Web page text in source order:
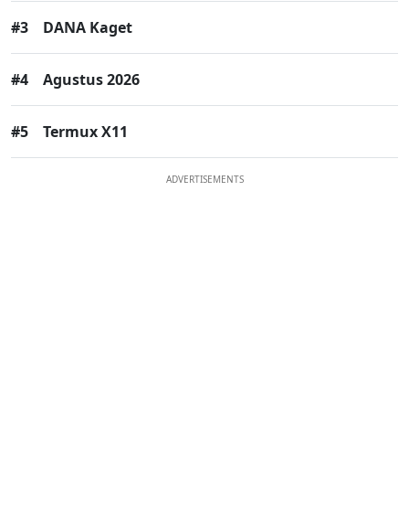
#3 DANA Kaget
#4 Agustus 2026
#5 Termux X11
ADVERTISEMENTS